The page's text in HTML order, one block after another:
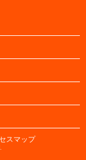
スマップ